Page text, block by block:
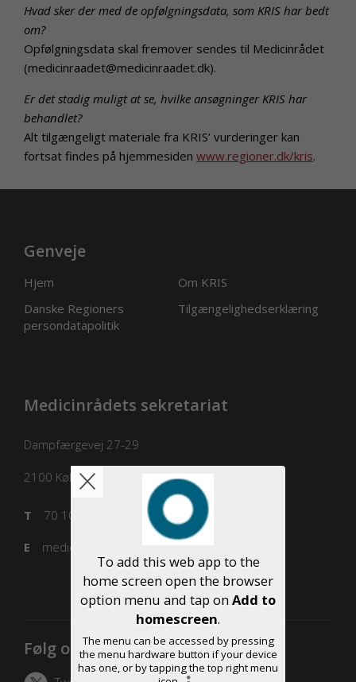
Hvad sker der med de opfølgningsdata, som KRIS har bedt
om?
Opfølgningsdata skal fremover sendes til Medicinrådet
(medicinraadet@medicinraadet.dk).
Er det stadig muligt at se, hvilke ansøgninger KRIS har
behandlet?
Alt tilgængeligt materiale fra KRIS’ vurderinger kan
fortsat findes på hjemmesiden www.regioner.dk/kris.
Genveje
Hjem
Om KRIS
Danske Regioners
persondatapolitik
Tilgængelighedserklæring
Medicinrådets sekretariat
Dampfærgevej 27-29
2100 København Ø
70 10 36 00
T
medicinraadet@medicinraadet.dk
E
Følg os
To add this web app to the
home screen open the browser
option menu and tap on Add to
homescreen.
The menu can be accessed by pressing
the menu hardware button if your device
has one, or by tapping the top right menu